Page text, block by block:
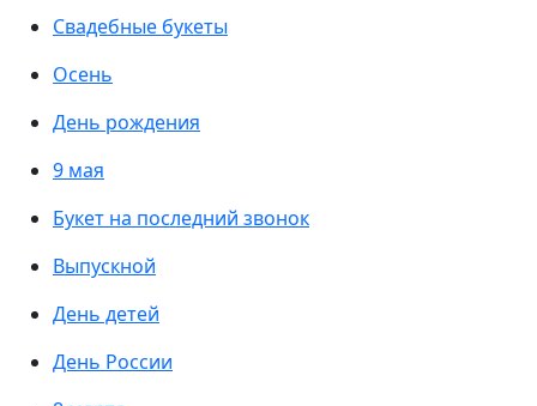
Свадебные букеты
Осень
День рождения
9 мая
Букет на последний звонок
Выпускной
День детей
День России